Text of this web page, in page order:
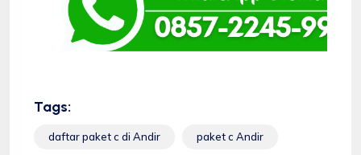
Tags:
daftar paket c di Andir paket c Andir